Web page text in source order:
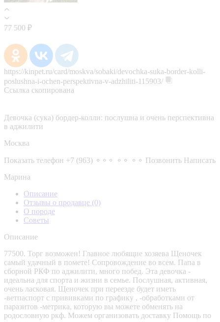
77 500 ₽
https://kinpet.ru/card/moskva/sobaki/devochka-suka-border-kolli-
poslushna-i-ochen-perspektivna-v-adzhiliti-115903/
Ссылка скопирована
Девочка (сука) бордер-колли: послушна и очень перспективна
в аджилити
Москва
Показать телефон +7 (963) ⚬⚬⚬ ⚬⚬ ⚬⚬ Позвонить Написать
Марина
Описание
Отзывы о продавце (0)
О породе
Советы
Описание
77500. Торг возможен! Главное любящие хозяева Щеночек
самый удачный в помете! Сопровождение во всем. Папа в
сборной РКФ по аджилити, много побед. Эта девочка -
идеальна для спорта и жизни в семье. Послушная, активная,
очень ласковая. Щеночек при переезде будет иметь
-ветпаспорт с прививками по графику , -обработками от
паразитов -метрика, которую вы можете обменять на
родословную ркф. Можем организовать доставку Помощь по